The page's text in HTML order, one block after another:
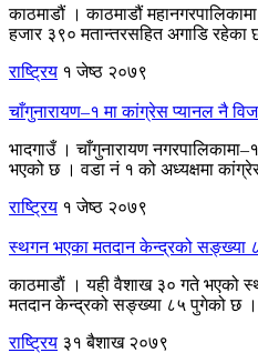
काठमाडौं । काठमाडौं
हजार ३९० मतान्तरसहित अगाडि
राष्ट्रिय १ जेष्ठ २०७९
चाँगुनारायण–१ मा कांग्रेस प्यानल नै
भादगाउँ । चाँगुनारायण
भएको छ । वडा नं १ को अध्यक्षमा
राष्ट्रिय १ जेष्ठ २०७९
स्थगन भएका मतदान केन्द्रको सङ्ख्या
काठमाडाैं । यही वैशाख ३० गते भएको
मतदान केन्द्रको सङ्ख्या ८५ पुगेको छ ।
राष्ट्रिय ३१ बैशाख २०७९